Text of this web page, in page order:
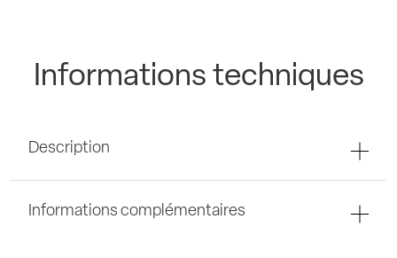
Informations techniques
Description
Informations complémentaires